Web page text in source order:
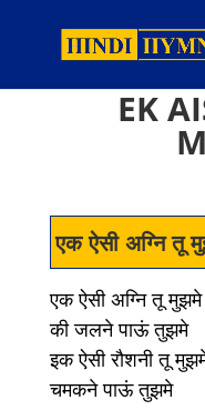
EK
एक ऐसी अग्नि तू
एक ऐसी अग्नि तू मुझमे
की जलने पाऊं तुझमे
इक ऐसी रौशनी तू
चमकने पाऊं तुझमे